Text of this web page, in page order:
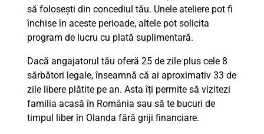
să folosești din concediul tău. Unele ateliere pot fi
închise în aceste perioade, altele pot solicita
program de lucru cu plată suplimentară.
Dacă angajatorul tău oferă 25 de zile plus cele 8
sărbători legale, înseamnă că ai aproximativ 33 de
zile libere plătite pe an. Asta îți permite să vizitezi
familia acasă în România sau să te bucuri de
timpul liber în Olanda fără griji financiare.